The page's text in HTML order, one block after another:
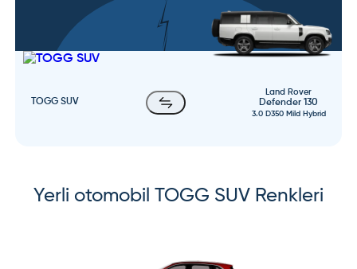
TOGG SUV
Land Rover
Defender 130
3.0 D350 Mild Hybrid
Yerli otomobil TOGG SUV Renkleri